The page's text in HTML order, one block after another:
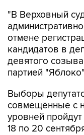
"В Верховный
отмене
кандидатов в
девятого
партией
Выборы
совмещённые с
уровней
18 по 20